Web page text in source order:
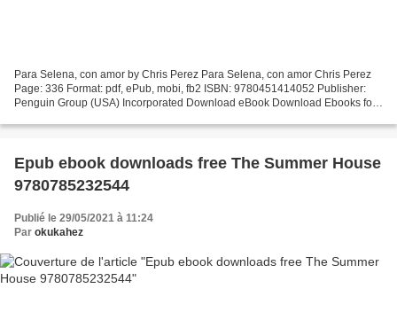
Para Selena, con amor by Chris Perez Para Selena, con amor Chris Perez
Page: 336 Format: pdf, ePub, mobi, fb2 ISBN: 9780451414052 Publisher:
Penguin Group (USA) Incorporated Download eBook Download Ebooks for
Epub ebook downloads free The Summer House
9780785232544
Publié le 29/05/2021 à 11:24
Par okukahez